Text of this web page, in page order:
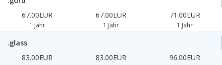
67.00EUR
1 Jahr
67.00EUR
1 Jahr
71.00EUR
1 Jahr
.glass
83.00EUR
83.00EUR 96.00EUR